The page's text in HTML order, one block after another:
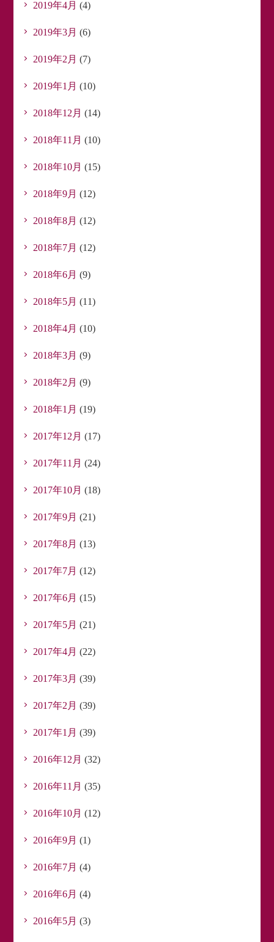
2019年4月 (4)
2019年3月 (6)
2019年2月 (7)
2019年1月 (10)
2018年12月 (14)
2018年11月 (10)
2018年10月 (15)
2018年9月 (12)
2018年8月 (12)
2018年7月 (12)
2018年6月 (9)
2018年5月 (11)
2018年4月 (10)
2018年3月 (9)
2018年2月 (9)
2018年1月 (19)
2017年12月 (17)
2017年11月 (24)
2017年10月 (18)
2017年9月 (21)
2017年8月 (13)
2017年7月 (12)
2017年6月 (15)
2017年5月 (21)
2017年4月 (22)
2017年3月 (39)
2017年2月 (39)
2017年1月 (39)
2016年12月 (32)
2016年11月 (35)
2016年10月 (12)
2016年9月 (1)
2016年7月 (4)
2016年6月 (4)
2016年5月 (3)